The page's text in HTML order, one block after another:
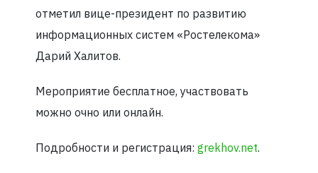
отметил вице-президент по развитию
информационных систем «Ростелекома»
Дарий Халитов.
Мероприятие бесплатное, участвовать
можно очно или онлайн.
Подробности и регистрация: grekhov.net.